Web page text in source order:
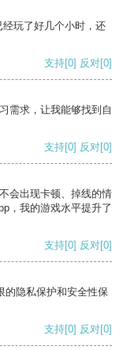
玩了好几个小时，还
支持[0] 反对[0]
需求，让我能够找到自
支持[0] 反对[0]
会出现卡顿、掉线的情
，我的游戏水平提升了
支持[0] 反对[0]
的隐私保护和安全性保
支持[0] 反对[0]